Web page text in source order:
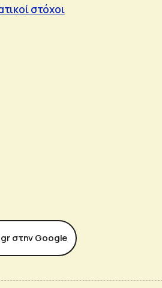
στόχοι
στην Google